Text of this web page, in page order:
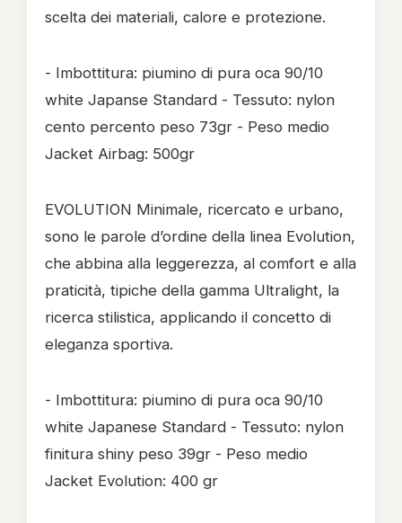
scelta dei materiali, calore e protezione.
- Imbottitura: piumino di pura oca 90/10
white Japanse Standard - Tessuto: nylon
cento percento peso 73gr - Peso medio
Jacket Airbag: 500gr
EVOLUTION Minimale, ricercato e urbano,
sono le parole d’ordine della linea Evolution,
che abbina alla leggerezza, al comfort e alla
praticità, tipiche della gamma Ultralight, la
ricerca stilistica, applicando il concetto di
eleganza sportiva.
- Imbottitura: piumino di pura oca 90/10
white Japanese Standard - Tessuto: nylon
finitura shiny peso 39gr - Peso medio
Jacket Evolution: 400 gr